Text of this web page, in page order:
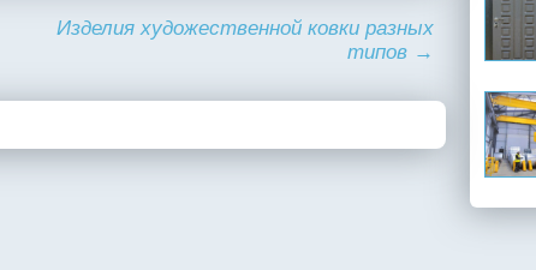
Изделия художественной ковки разных
типов →